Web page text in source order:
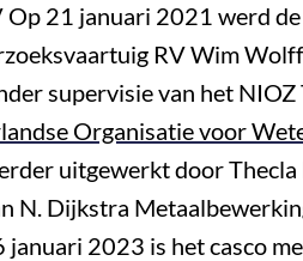
Op 21 januari 2021 werd
RV Wim
supervisie van het
Organisatie voor
uitgewerkt door
N. Dijkstra
januari 2023 is het casco